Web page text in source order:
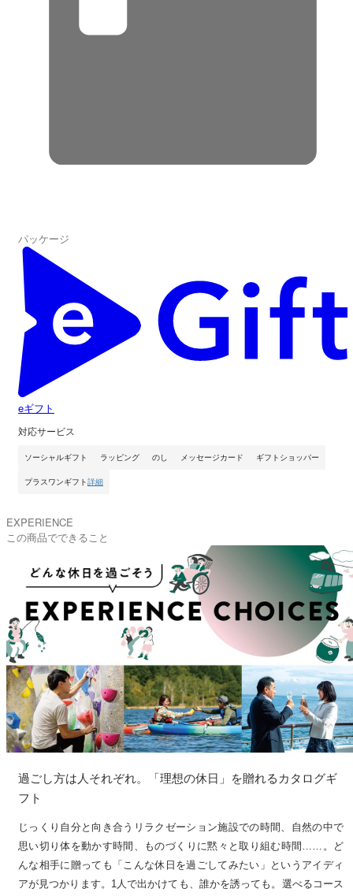
パッケージ
eギフト
対応サービス
ソーシャルギフト ラッピング のし メッセージカード ギフトショッパー
プラスワンギフト詳細
EXPERIENCE
この商品でできること
過ごし方は人それぞれ。「理想の休日」を贈れるカタログギ
フト
じっくり自分と向き合うリラクゼーション施設での時間、自然の中で
思い切り体を動かす時間、ものづくりに黙々と取り組む時間……。ど
んな相手に贈っても「こんな休日を過ごしてみたい」というアイディ
アが見つかります。1人で出かけても、誰かを誘っても。選べるコース